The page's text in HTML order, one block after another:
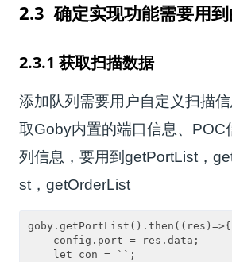
2.3 确定实现功能需要用
2.3.1 获取扫描数据
添加队列需要用户自定义扫描
取Goby内置的端口信息、 POC
列信息，要用到getPortList ，
st ，getOrderList
goby.getPortList().then((res)=>{
config.port = res.data;
let con = ``;